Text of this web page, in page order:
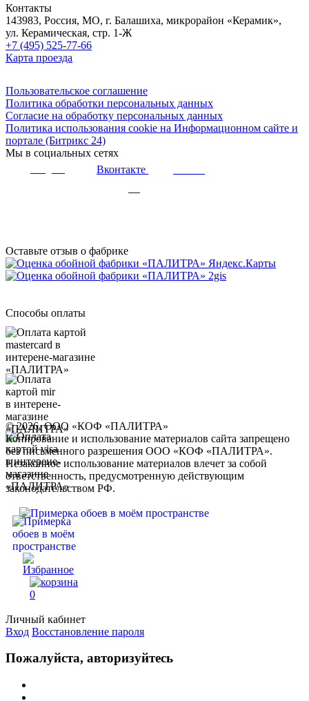
Контакты
143983, Россия, МО, г. Балашиха, микрорайон «Керамик»,
ул. Керамическая, стр. 1-Ж
+7 (495) 525-77-66
Карта проезда
Пользовательское соглашение
Политика обработки персональных данных
Согласие на обработку персональных данных
Политика использования cookie на Информационном сайте и
портале (Битрикс 24)
Мы в социальных сетях
Вконтакте
Оставьте отзыв о фабрике
Способы оплаты
© 2026, ООО «КОФ «ПАЛИТРА»
Копирование и использование материалов сайта запрещено
без письменного разрешения ООО «КОФ «ПАЛИТРА».
Незаконное использование материалов влечет за собой
ответственность, предусмотренную действующим
законодательством РФ.
0
Личный кабинет
Вход Восстановление пароля
Пожалуйста, авторизуйтесь